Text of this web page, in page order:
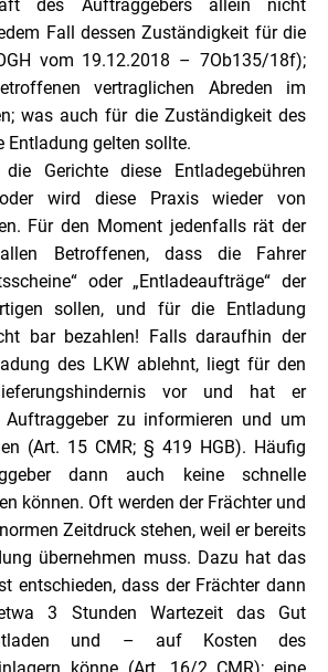
des Auftraggebers allein nicht
Fall dessen Zuständigkeit für die
vom 19.12.2018 – 7Ob135/18f);
vertraglichen Abreden im
was auch für die Zuständigkeit des
Entladung gelten sollte.
Gerichte diese Entladegebühren
wird diese Praxis wieder von
Für den Moment jedenfalls rät der
Betroffenen, dass die Fahrer
oder „Entladeaufträge“ der
sollen, und für die Entladung
bar bezahlen! Falls daraufhin der
des LKW ablehnt, liegt für den
vor und hat er
Auftraggeber zu informieren und um
(Art. 15 CMR; § 419 HGB). Häufig
dann auch keine schnelle
können. Oft werden der Frächter und
Zeitdruck stehen, weil er bereits
übernehmen muss. Dazu hat das
entschieden, dass der Frächter dann
3 Stunden Wartezeit das Gut
und – auf Kosten des